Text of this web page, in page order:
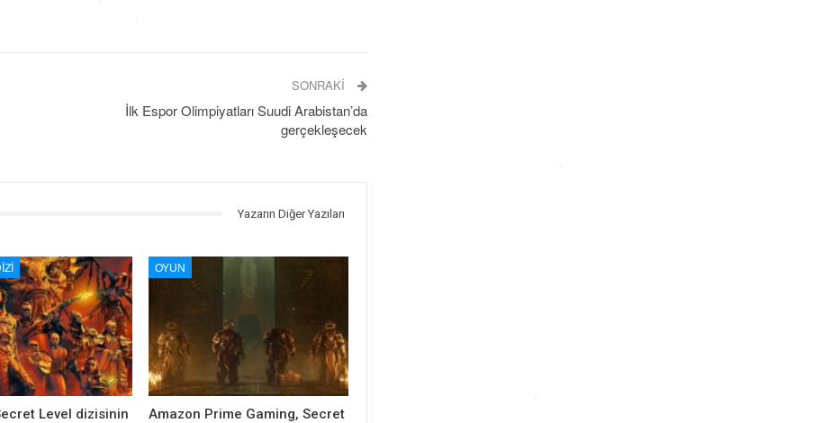
SONRAKI
İlk Espor Olimpiyatları Suudi Arabistan’da
gerçekleşecek
Yazarın Diğer Yazıları
Level dizisinin
OYUN
Amazon Prime Gaming, Secret